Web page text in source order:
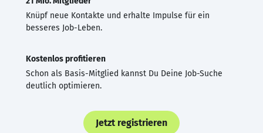
Knüpf neue Kontakte und erhalte Impulse für ein
besseres Job-Leben.
Kostenlos profitieren
Schon als Basis-Mitglied kannst Du Deine Job-Suche
deutlich optimieren.
Jetzt registrieren